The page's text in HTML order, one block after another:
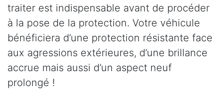
traiter est indispensable avant de procéder
à la pose de la protection. Votre véhicule
bénéficiera d’une protection résistante face
aux agressions extérieures, d’une brillance
accrue mais aussi d’un aspect neuf
prolongé !